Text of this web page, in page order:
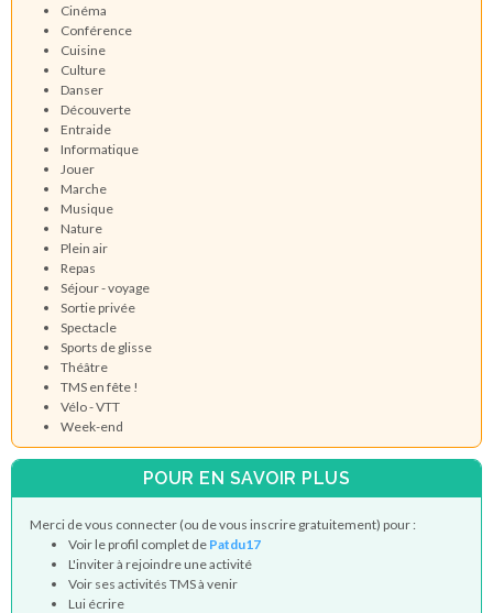
Cinéma
Conférence
Cuisine
Culture
Danser
Découverte
Entraide
Informatique
Jouer
Marche
Musique
Nature
Plein air
Repas
Séjour - voyage
Sortie privée
Spectacle
Sports de glisse
Théâtre
TMS en fête !
Vélo - VTT
Week-end
POUR EN SAVOIR PLUS
Merci de vous connecter (ou de vous inscrire gratuitement) pour :
Voir le profil complet de Patdu17
L'inviter à rejoindre une activité
Voir ses activités TMS à venir
Lui écrire